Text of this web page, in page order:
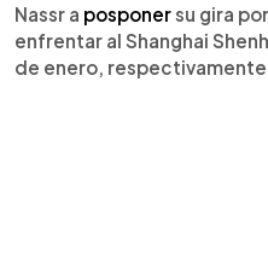
Nassr a posponersu gira
enfrentar al Shanghai
de enero, respectivamente.